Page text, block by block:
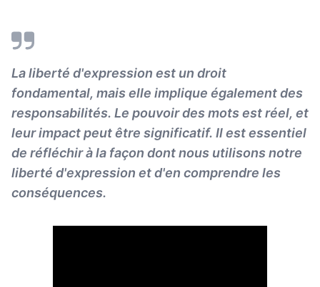
La liberté d'expression est un droit
fondamental, mais elle implique également des
responsabilités. Le pouvoir des mots est réel, et
leur impact peut être significatif. Il est essentiel
de réfléchir à la façon dont nous utilisons notre
liberté d'expression et d'en comprendre les
conséquences.